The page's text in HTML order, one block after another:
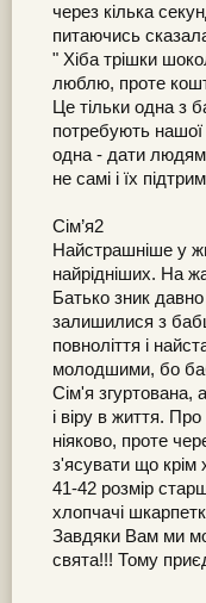
через кілька
питаючись
" Хіба трішки
люблю, проте
Це тільки одна з
потребують нашої
одна - дати людям
не самі і їх
Сім’я2
Найстрашніше у
найрідніших. На
Батько зник давно
залишилися з
повноліття і
молодшими, бо
Сім'я згуртована,
і віру в життя.
ніяково, проте
з'ясувати що крім
41-42 розмір
хлопчачі
Завдяки Вам ми
свята!!! Тому